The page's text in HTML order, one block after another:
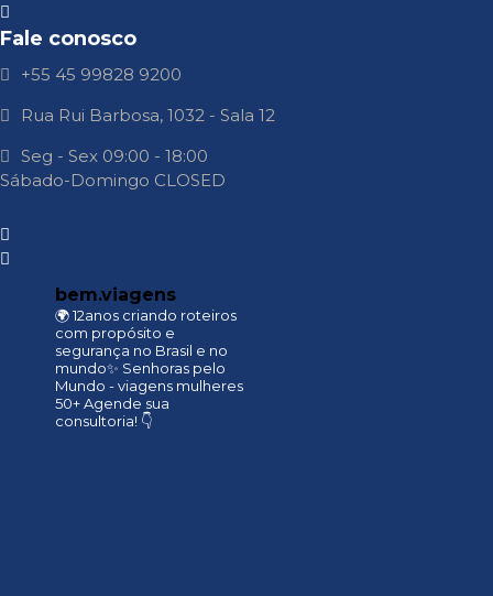
Fale conosco
+55 45 99828 9200
Rua Rui Barbosa, 1032 - Sala 12
Seg - Sex 09:00 - 18:00
Sábado-Domingo CLOSED
bem.viagens
🌍 12anos criando roteiros
com propósito e
segurança no Brasil e no
mundo​​✨ Senhoras pelo
Mundo - viagens mulheres
50+Agende sua
consultoria! 👇